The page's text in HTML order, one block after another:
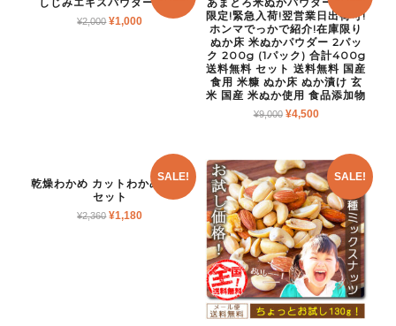
¥2,000 ¥1,000
限定!緊急入荷!翌営業日出荷可!
ホンマでっかで紹介!在庫限り
ぬか床 米ぬかパウダー 2パッ
ク 200g (1パック) 合計400g
送料無料 セット 送料無料 国産
食用 米糠 ぬか床 ぬか漬け 玄
米 国産 米ぬか使用 食品添加物
¥9,000 ¥4,500
SALE!
乾燥わかめ カットわかめ 80g
セット
¥2,360 ¥1,180
SALE!